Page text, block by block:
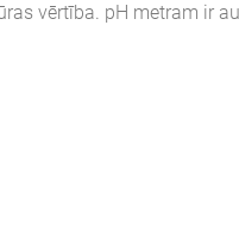
vērtība. pH metram ir